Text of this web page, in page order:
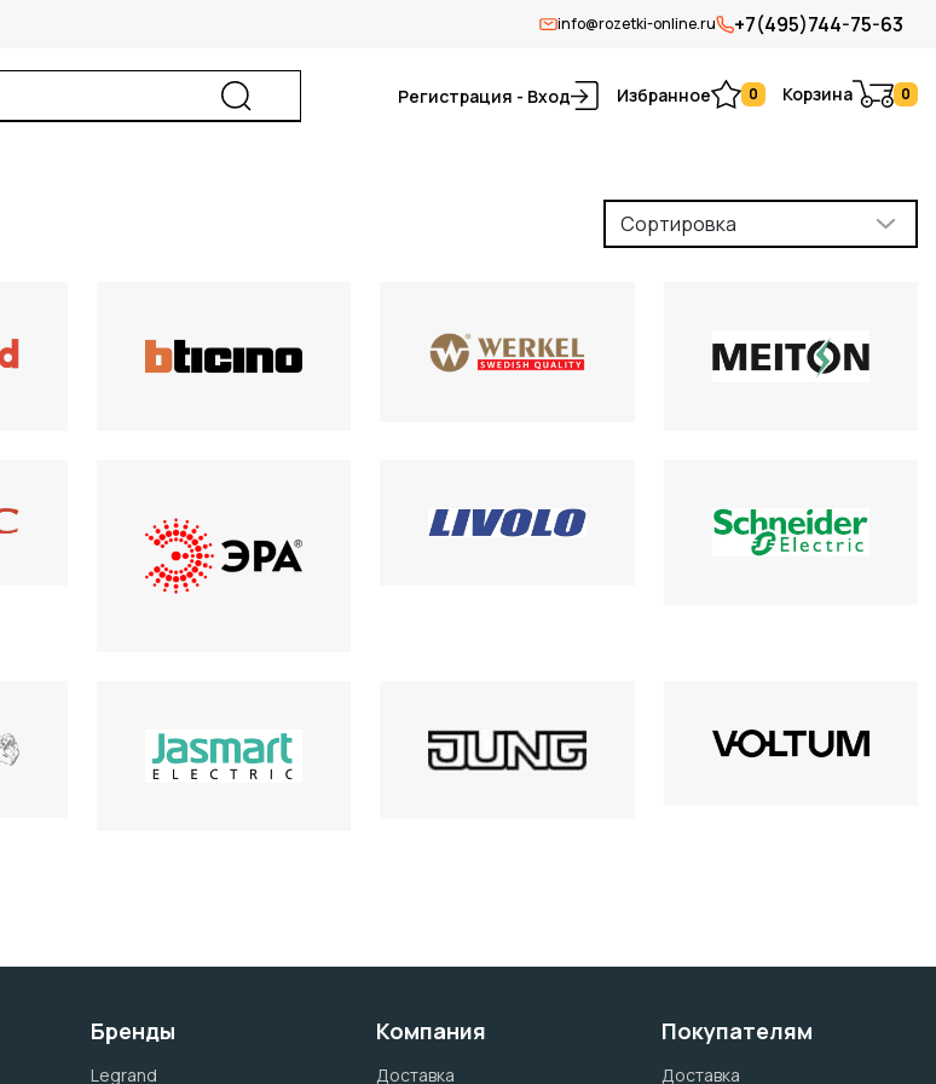
info@rozetki-online.ru +7(495)744-75-63
Регистрация - Вход Избранное 0 Корзина 0
Сортировка
Бренды
Legrand
Компания
Доставка
Покупателям
Доставка